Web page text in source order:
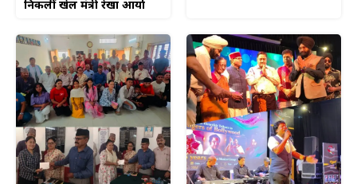
निकलीं खेल मंत्री रेखा आर्या